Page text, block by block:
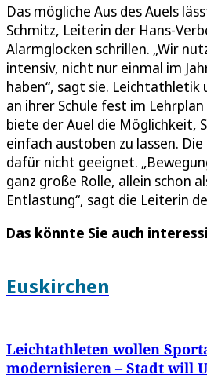
Das mögliche Aus des Auels
Schmitz, Leiterin der Hans-
Alarmglocken schrillen. „Wir
intensiv, nicht nur einmal im
haben“, sagt sie. Leichtathletik
an ihrer Schule fest im
biete der Auel die Möglichkeit,
einfach austoben zu lassen.
dafür nicht geeignet.
ganz große Rolle, allein schon
Entlastung“, sagt die Leiterin
Das könnte Sie auch
Euskirchen
Leichtathleten wollen
modernisieren – Stadt will